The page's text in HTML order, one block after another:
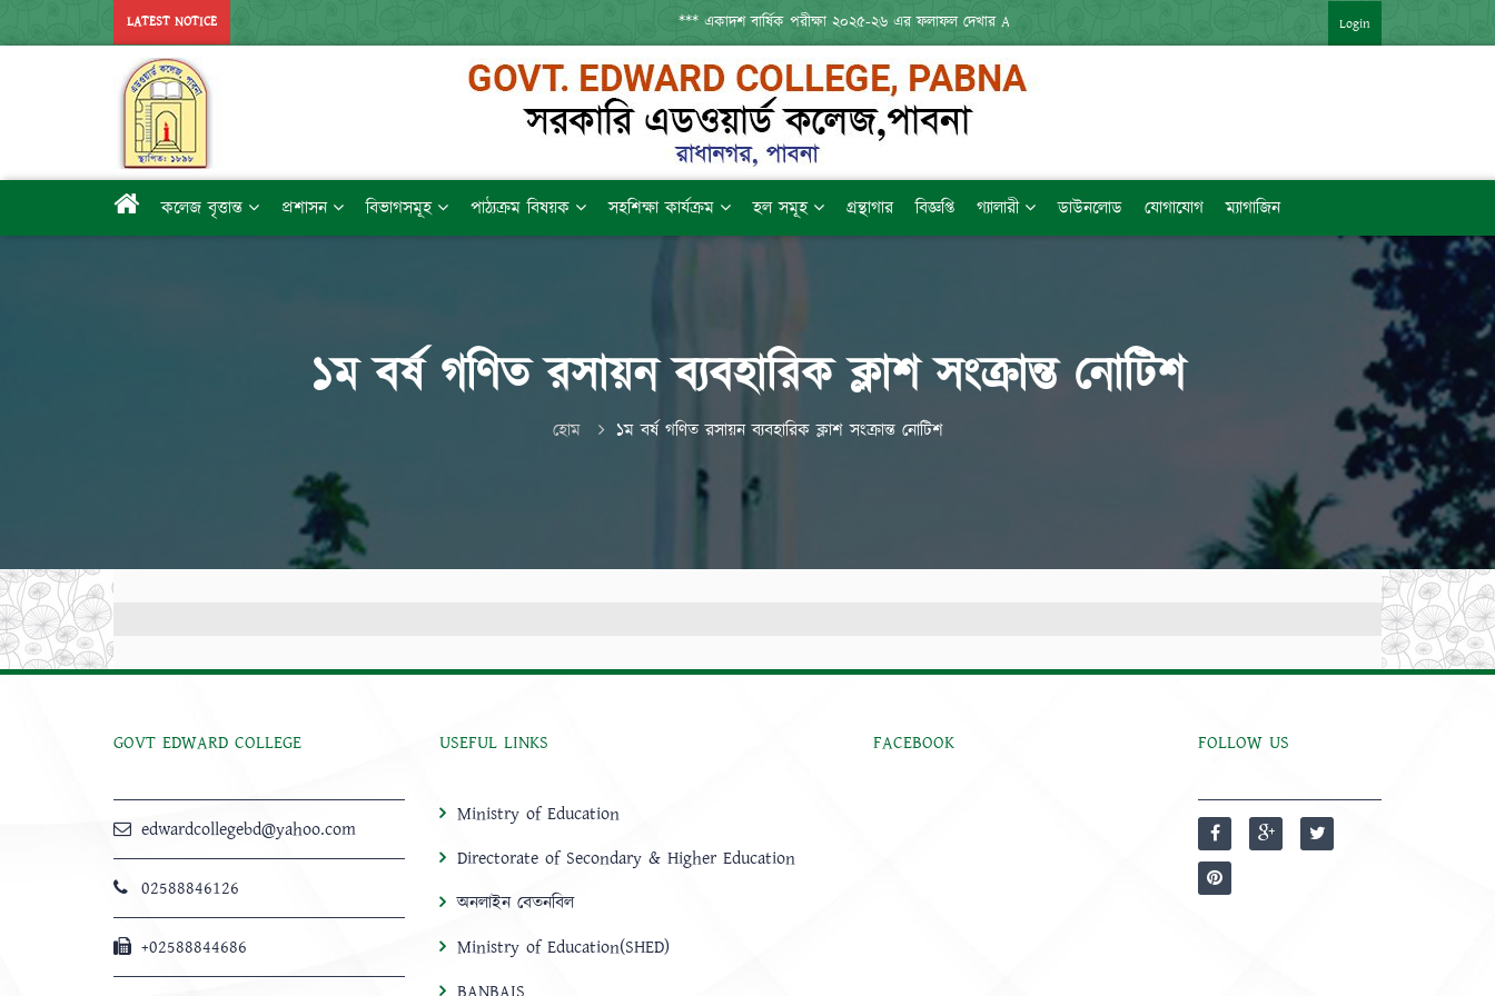
LATEST NOTICE *** একাদশ বার্ষিক পরীক্ষা ২০২৫-২৬ এর ফলাফল দেখার APP : HTTPS://SHORTURL.AT/ZTVZQ (বিষয়ভিত্তিক মেধাক্রম সহ)   [LINK কপি
Login
কলেজ বৃত্তান্ত প্রশাসন বিভাগসমূহ পাঠ্যক্রম বিষয়ক সহশিক্ষা কার্যক্রম হল সমূহ গ্রন্থাগার বিজ্ঞপ্তি গ্যালারী ডাউনলোড যোগাযোগ ম্যাগাজিন
১ম বর্ষ গণিত রসায়ন ব্যবহারিক ক্লাশ সংক্রান্ত নোটিশ
হোম ১ম বর্ষ গণিত রসায়ন ব্যবহারিক ক্লাশ সংক্রান্ত নোটিশ
GOVT EDWARD COLLEGE
edwardcollegebd@yahoo.com
02588846126
+02588844686
USEFUL LINKS
Ministry of Education
Directorate of Secondary & Higher Education
অনলাইন বেতনবিল
Ministry of Education(SHED)
FACEBOOK FOLLOW US